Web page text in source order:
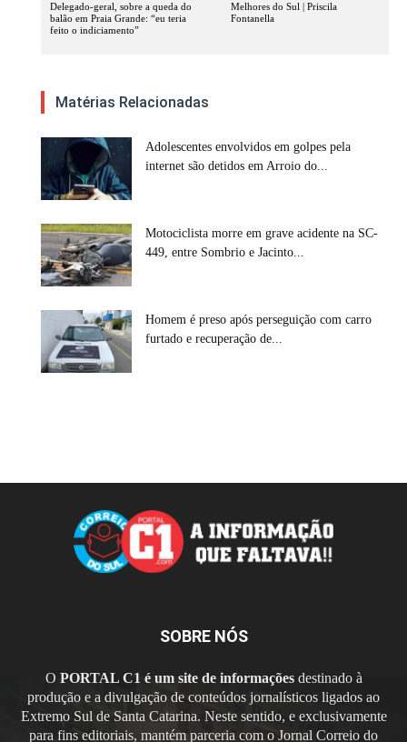
Delegado-geral, sobre a queda do
balão em Praia Grande: “eu teria
feito o indiciamento”
Melhores do Sul | Priscila
Fontanella
Matérias Relacionadas
Adolescentes envolvidos em golpes pela
internet são detidos em Arroio do...
Motociclista morre em grave acidente na SC-
449, entre Sombrio e Jacinto...
Homem é preso após perseguição com carro
furtado e recuperação de...
SOBRE NÓS
O PORTAL C1 é um site de informaçõesdestinado à
produção e a divulgação de conteúdos jornalísticos ligados ao
Extremo Sul de Santa Catarina. Neste sentido, e exclusivamente
para fins editoriais, mantém parceria com o Jornal Correio do